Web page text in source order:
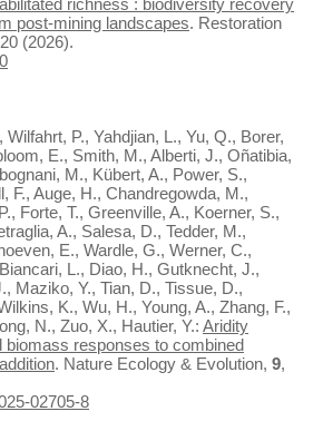
post-mining landscapes. Restoration
(2026).
P., Yahdjian, L., Yu, Q., Borer,
E., Smith, M., Alberti, J., Oñatibia,
M., Kübert, A., Power, S.,
F., Auge, H., Chandregowda, M.,
Forte, T., Greenville, A., Koerner, S.,
A., Salesa, D., Tedder, M.,
E., Wardle, G., Werner, C.,
L., Diao, H., Gutknecht, J.,
Maziko, Y., Tian, D., Tissue, D.,
K., Wu, H., Young, A., Zhang, F.,
N., Zuo, X., Hautier, Y.: Aridity
biomass responses to combined
. Nature Ecology & Evolution, 9,
02705-8